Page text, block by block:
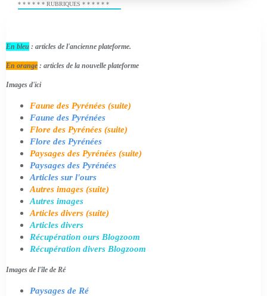
* * * * * * RUBRIQUES * * * * * *
En bleu : articles de l'ancienne plateforme.
En orange : articles de la nouvelle plateforme
Images d'ici
Faune des Pyrénées (suite)
Faune des Pyrénées
Flore des Pyrénées (suite)
Flore des Pyrénées
Paysages des Pyrénées (suite)
Paysages des Pyrénées
Articles sur l'ours
Autres images (suite)
Autres images
Articles divers (suite)
Articles divers
Récupération ours Blogzoom
Récupération divers Blogzoom
Images de l'île de Ré
Paysages de Ré